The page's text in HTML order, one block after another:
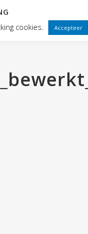
cookies.
Accepteer